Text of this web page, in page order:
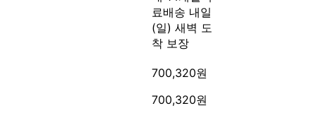
료배송 내일
(일) 새벽 도
착 보장
700,320원
700,320원